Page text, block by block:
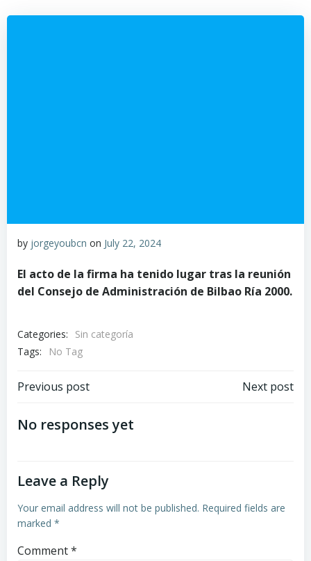
by jorgeyoubcn on July 22, 2024
El acto de la firma ha tenido lugar tras la reunión
del Consejo de Administración de Bilbao Ría 2000.
Categories:
Sin categoría
Tags:
No Tag
Post
navigation
Previous post Next post
No responses yet
Leave a Reply
Your email address will not be published. Required fields are
marked *
Comment*